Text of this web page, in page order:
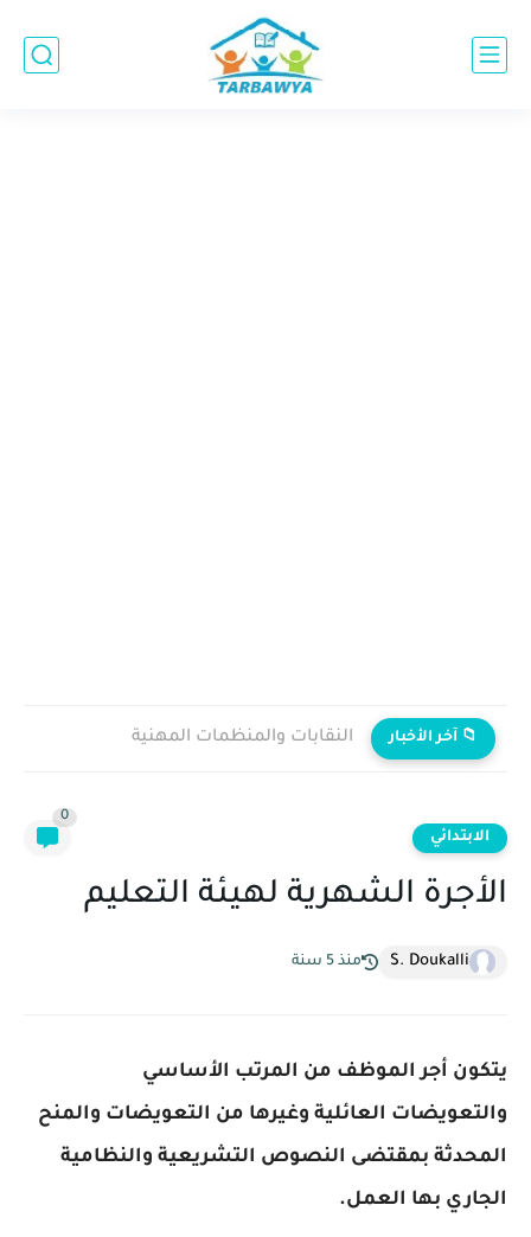
📁 آخر الأخبار النقابات والمنظمات المهنية
الابتدائي
0
الأجرة الشهرية لهيئة التعليم
S. Doukalli منذ 5 سنة
يتكون أجر الموظف من المرتب الأساسي
والتعويضات العائلية وغيرها من التعويضات والمنح
المحدثة بمقتضى النصوص التشريعية والنظامية
الجاري بها العمل.